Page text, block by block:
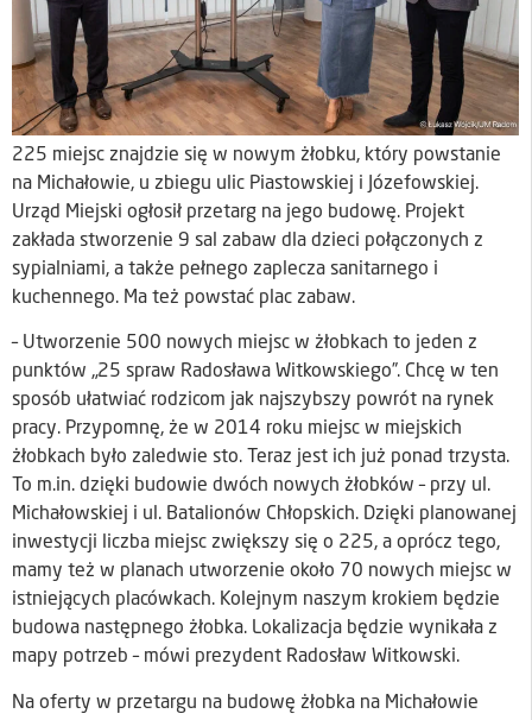
225 miejsc znajdzie się w nowym żłobku, który powstanie
na Michałowie, u zbiegu ulic Piastowskiej i Józefowskiej.
Urząd Miejski ogłosił przetarg na jego budowę. Projekt
zakłada stworzenie 9 sal zabaw dla dzieci połączonych z
sypialniami, a także pełnego zaplecza sanitarnego i
kuchennego. Ma też powstać plac zabaw.
– Utworzenie 500 nowych miejsc w żłobkach to jeden z
punktów „25 spraw Radosława Witkowskiego”. Chcę w ten
sposób ułatwiać rodzicom jak najszybszy powrót na rynek
pracy. Przypomnę, że w 2014 roku miejsc w miejskich
żłobkach było zaledwie sto. Teraz jest ich już ponad trzysta.
To m.in. dzięki budowie dwóch nowych żłobków – przy ul.
Michałowskiej i ul. Batalionów Chłopskich. Dzięki planowanej
inwestycji liczba miejsc zwiększy się o 225, a oprócz tego,
mamy też w planach utworzenie około 70 nowych miejsc w
istniejących placówkach. Kolejnym naszym krokiem będzie
budowa następnego żłobka. Lokalizacja będzie wynikała z
mapy potrzeb – mówi prezydent Radosław Witkowski.
Na oferty w przetargu na budowę żłobka na Michałowie